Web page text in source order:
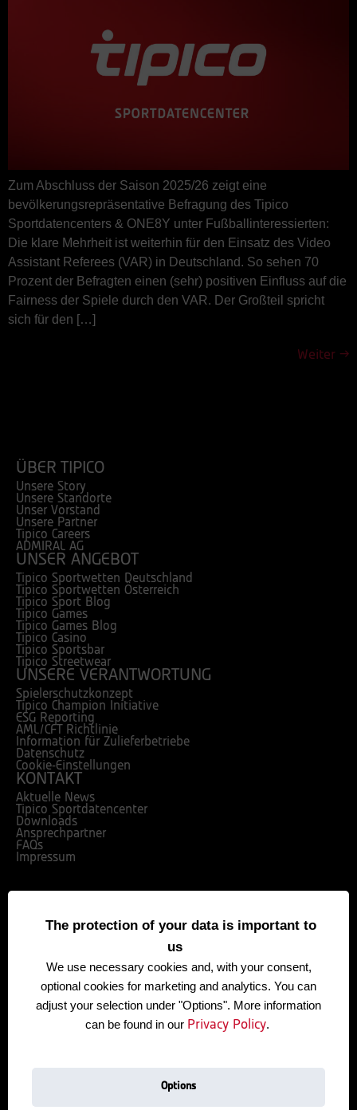
The protection of your data is important to
us
We use necessary cookies and, with your consent,
optional cookies for marketing and analytics. You can
adjust your selection under "Options". More information
can be found in our Privacy Policy.
Options
Zum Abschluss der Saison 2025/26 zeigt eine
bevölkerungsrepräsentative Befragung des Tipico
Sportdatencenters & ONE8Y unter Fußballinteressierten:
Die klare Mehrheit ist weiterhin für den Einsatz des Video
Assistant Referees (VAR) in Deutschland. So sehen 70
Prozent der Befragten einen (sehr) positiven Einfluss auf die
Fairness der Spiele durch den VAR. Der Großteil spricht
sich für den […]
Weiter →
ÜBER TIPICO
Unsere Story
Unsere Standorte
Unser Vorstand
Unsere Partner
Tipico Careers
ADMIRAL AG
UNSER ANGEBOT
Tipico Sportwetten Deutschland
Tipico Sportwetten Österreich
Tipico Sport Blog
Tipico Games
Tipico Games Blog
Tipico Casino
Tipico Sportsbar
Tipico Streetwear
UNSERE VERANTWORTUNG
Spielerschutzkonzept
Tipico Champion Initiative
ESG Reporting
AML/CFT Richtlinie
Information für Zulieferbetriebe
Datenschutz
Cookie-Einstellungen
KONTAKT
Aktuelle News
Tipico Sportdatencenter
Downloads
Ansprechpartner
FAQs
Impressum